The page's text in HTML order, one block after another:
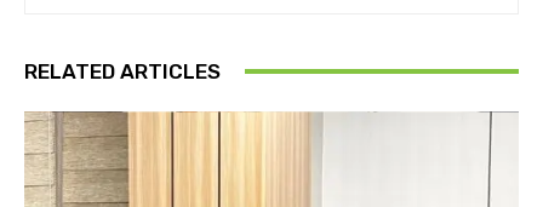
RELATED ARTICLES